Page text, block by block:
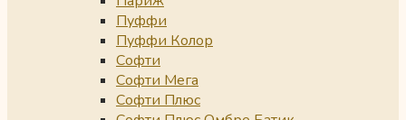
Пуффи
Пуффи Колор
Софти
Софти Мега
Софти Плюс